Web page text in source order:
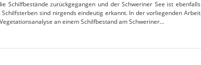
Schilfbestände zurückgegangen und der Schweriner See ist ebenfalls
sind nirgends eindeutig erkannt. In der vorliegenden Arbeit
an einem Schilfbestand am Schweriner…